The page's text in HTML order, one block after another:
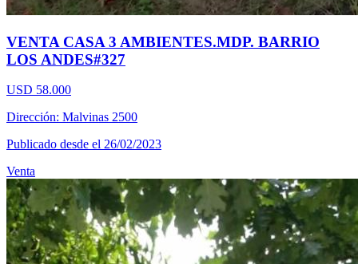
VENTA CASA 3 AMBIENTES.MDP. BARRIO
LOS ANDES#327
USD 58.000
Dirección: Malvinas 2500
Publicado desde el 26/02/2023
Venta